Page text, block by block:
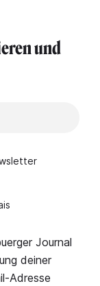
und
Journal
deiner
Adresse